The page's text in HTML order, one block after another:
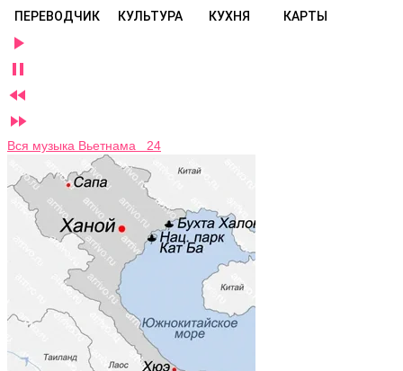
ПЕРЕВОДЧИК КУЛЬТУРА КУХНЯ КАРТЫ




Вся музыка Вьетнама 24